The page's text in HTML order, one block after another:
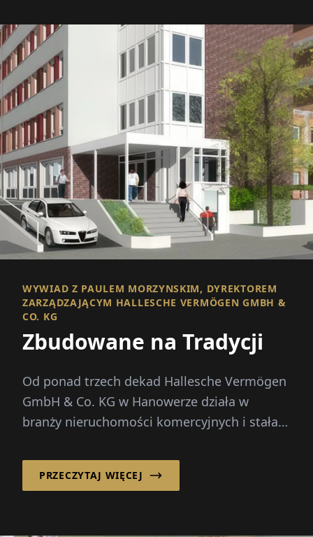
WYWIAD Z PAULEM MORZYNSKIM, DYREKTOREM
ZARZĄDZAJĄCYM HALLESCHE VERMÖGEN GMBH &
CO. KG
Zbudowane na Tradycji
Od ponad trzech dekad Hallesche Vermögen
GmbH & Co. KG w Hanowerze działa w
branży nieruchomości komercyjnych i stała
PRZECZYTAJ WIĘCEJ